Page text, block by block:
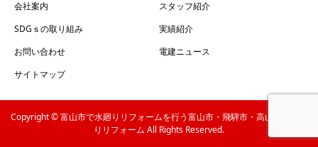
会社案内
スタッフ紹介
SDGｓの取り組み
実績紹介
お問い合わせ
電建ニュース
サイトマップ
Copyright ©富山市で水廻りリフォームを行う富山市・飛騨市・高山市の水回
りリフォーム All Rights Reserved.